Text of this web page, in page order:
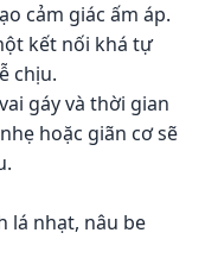
cảm giác ấm áp.
kết nối khá tự
chịu.
gáy và thời gian
hoặc giãn cơ sẽ
lá nhạt, nâu be